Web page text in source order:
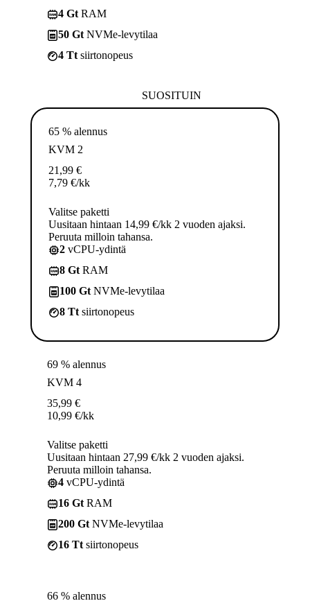
4 Gt RAM
50 Gt NVMe-levytilaa
4 Tt siirtonopeus
SUOSITUIN
65 % alennus
KVM 2
21,99 €
7,79 €/kk
Valitse paketti
Uusitaan hintaan 14,99 €/kk 2 vuoden ajaksi.
Peruuta milloin tahansa.
2 vCPU-ydintä
8 Gt RAM
100 Gt NVMe-levytilaa
8 Tt siirtonopeus
69 % alennus
KVM 4
35,99 €
10,99 €/kk
Valitse paketti
Uusitaan hintaan 27,99 €/kk 2 vuoden ajaksi.
Peruuta milloin tahansa.
4 vCPU-ydintä
16 Gt RAM
200 Gt NVMe-levytilaa
16 Tt siirtonopeus
66 % alennus